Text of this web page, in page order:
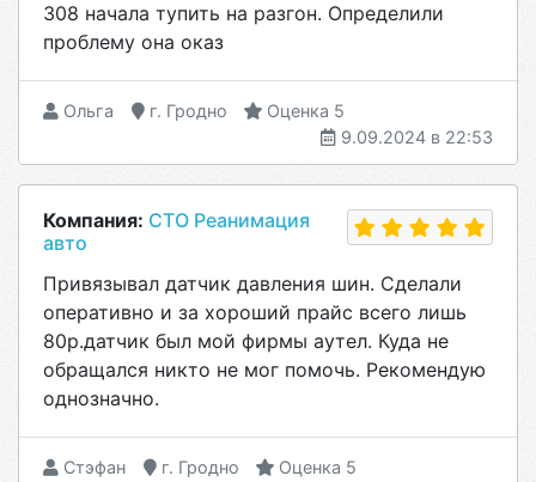
308 начала тупить на разгон. Определили
проблему она оказ
Ольга г. Гродно
Оценка 5
9.09.2024 в 22:53
Компания: СТО Реанимация
авто
Привязывал датчик давления шин. Сделали
оперативно и за хороший прайс всего лишь
80р.датчик был мой фирмы аутел. Куда не
обращался никто не мог помочь. Рекомендую
однозначно.
Стэфан г. Гродно
Оценка 5